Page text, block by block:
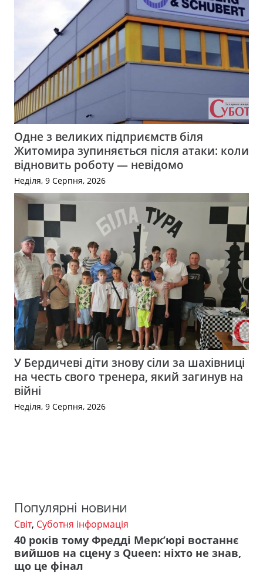
Одне з великих підприємств біля
Житомира зупиняється після атаки: коли
відновить роботу — невідомо
Неділя, 9 Серпня, 2026
У Бердичеві діти знову сіли за шахівниці
на честь свого тренера, який загинув на
війні
Неділя, 9 Серпня, 2026
Популярні новини
Світ, Суботня інформація
40 років тому Фредді Мерк’юрі востаннє
вийшов на сцену з Queen: ніхто не знав,
що це фінал